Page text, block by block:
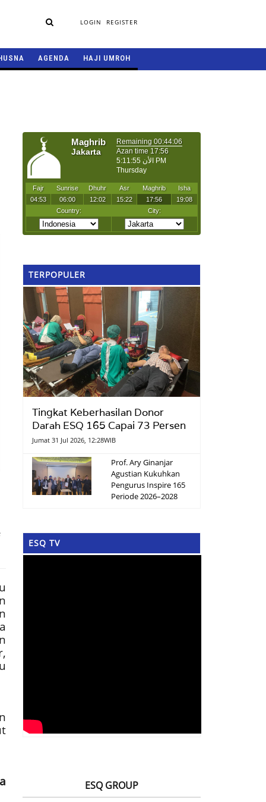
LOGIN REGISTER
AGENDA HAJI UMROH
TERPOPULER
Tingkat Keberhasilan Donor
Darah ESQ 165 Capai 73 Persen
Jumat 31 Jul 2026, 12:28WIB
Prof. Ary Ginanjar
Agustian Kukuhkan
Pengurus Inspire 165
Periode 2026–2028
ESQ TV
ESQ GROUP